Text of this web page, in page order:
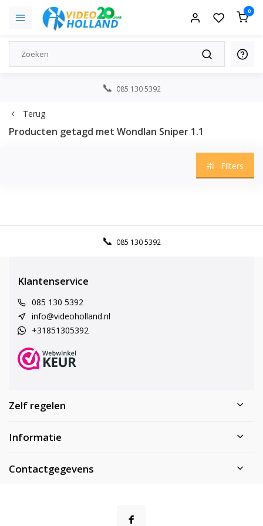
0
085 130 5392
Terug
Producten getagd met Wondlan Sniper 1.1
Filters
085 130 5392
Klantenservice
085 130 5392
info@videoholland.nl
+31851305392
Zelf regelen
Informatie
Contactgegevens